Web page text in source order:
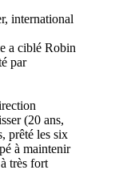
international
a ciblé Robin
par
(20 ans,
prêté les six
à maintenir
très fort